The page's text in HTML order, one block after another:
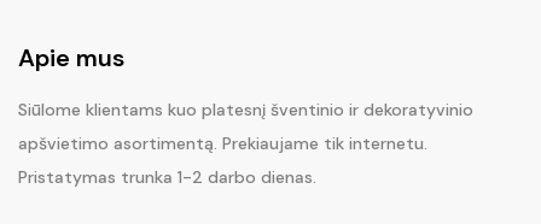
Apie mus
Siūlome klientams kuo platesnį šventinio ir dekoratyvinio
apšvietimo asortimentą. Prekiaujame tik internetu.
Pristatymas trunka 1-2 darbo dienas.